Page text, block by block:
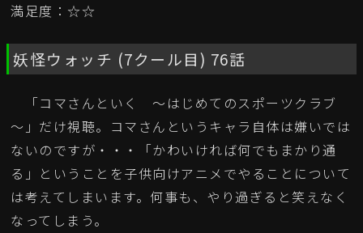
満足度：☆☆
妖怪ウォッチ (7クール目) 76話
「コマさんといく ～はじめてのスポーツクラブ
～」だけ視聴。コマさんというキャラ自体は嫌いでは
ないのですが・・・「かわいければ何でもまかり通
る」ということを子供向けアニメでやることについて
は考えてしまいます。何事も、やり過ぎると笑えなく
なってしまう。